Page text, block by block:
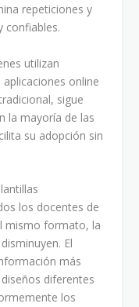
repeticiones y
confiables.
utilizan
online
sigue
la mayoría de las
su adopción sin
los docentes de
mismo formato, la
El
más
diferentes
los